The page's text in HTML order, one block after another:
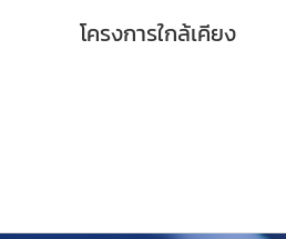
โครงการใกล้เคียง